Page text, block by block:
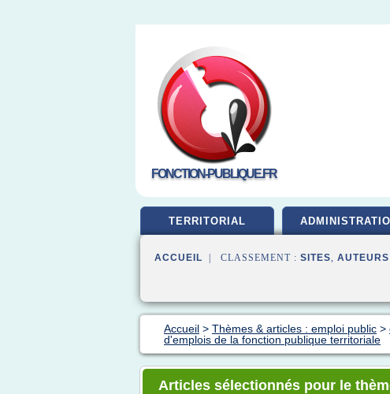
FONCTION-PUBLIQUE.FR
TERRITORIAL
ACCUEIL | CLASSEMENT : SITES,
Accueil > Thèmes & articles : emploi public >
d'emplois de la fonction publique territoriale
Articles sélectionnés pour le